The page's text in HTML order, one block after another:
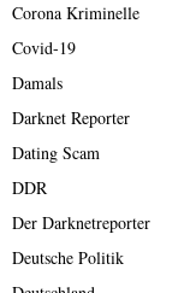
Corona Kriminelle
Covid-19
Damals
Darknet Reporter
Dating Scam
DDR
Der Darknetreporter
Deutsche Politik